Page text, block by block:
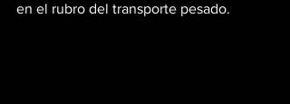
en el rubro del transporte pesado.